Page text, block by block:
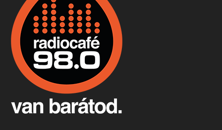
Fermentáljunk, a testünk meghálálja!
Apr 3, 2026 • 00:36:07